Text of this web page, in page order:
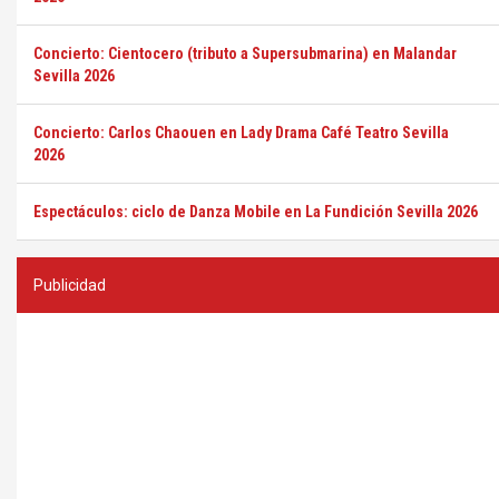
Concierto: Cientocero (tributo a Supersubmarina) en Malandar
Sevilla 2026
Concierto: Carlos Chaouen en Lady Drama Café Teatro Sevilla
2026
Espectáculos: ciclo de Danza Mobile en La Fundición Sevilla 2026
Publicidad